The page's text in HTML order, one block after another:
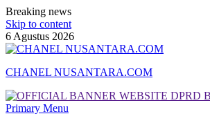
Breaking news
Skip to content
6 Agustus 2026
CHANEL NUSANTARA.COM
Primary Menu